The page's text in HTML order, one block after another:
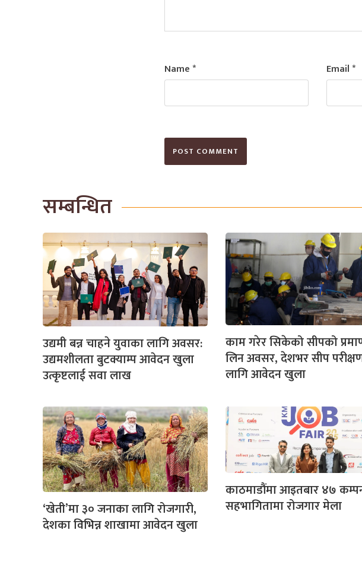
Name* Email*
सम्बन्धित
उद्यमी बन्न चाहने युवाका लागि अवसर:
उद्यमशीलता बुटक्याम्प आवेदन खुला
उत्कृष्टलाई सवा लाख
काम गरेर सिकेको सीपको
लिन अवसर, देशभर सीप
लागि आवेदन खुला
‘खेती’मा ३० जनाका लागि रोजगारी,
देशका विभिन्न शाखामा आवेदन खुला
काठमाडौंमा आइतबार ४७
सहभागितामा रोजगार मेला